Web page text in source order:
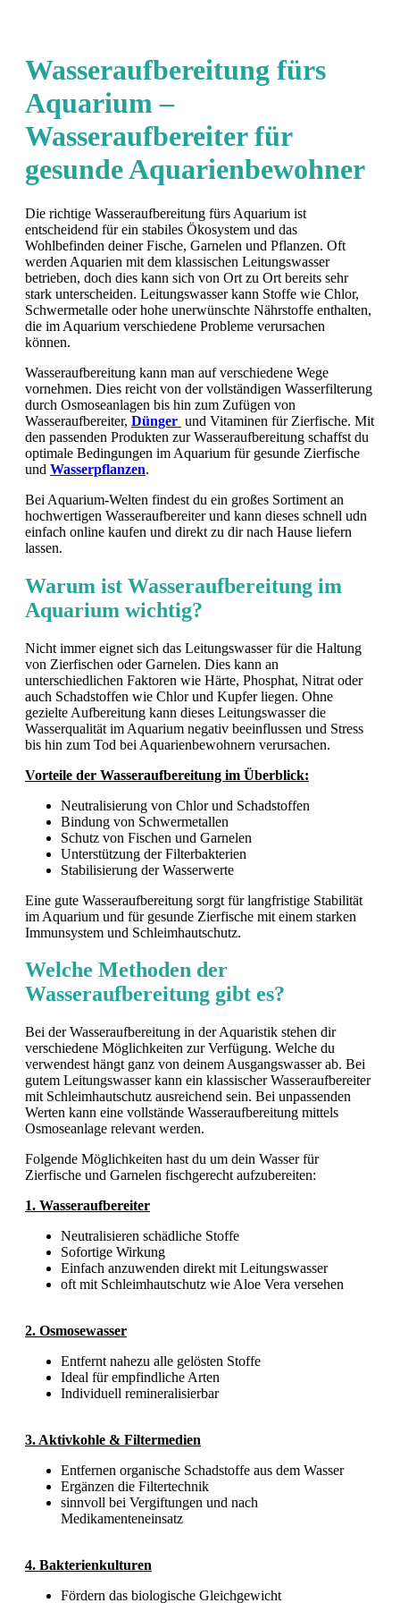
Wasseraufbereitung fürs
Aquarium –
Wasseraufbereiter für
gesunde Aquarienbewohner
Die richtige Wasseraufbereitung fürs Aquarium ist
entscheidend für ein stabiles Ökosystem und das
Wohlbefinden deiner Fische, Garnelen und Pflanzen. Oft
werden Aquarien mit dem klassischen Leitungswasser
betrieben, doch dies kann sich von Ort zu Ort bereits sehr
stark unterscheiden. Leitungswasser kann Stoffe wie Chlor,
Schwermetalle oder hohe unerwünschte Nährstoffe enthalten,
die im Aquarium verschiedene Probleme verursachen
können.
Wasseraufbereitung kann man auf verschiedene Wege
vornehmen. Dies reicht von der vollständigen Wasserfilterung
durch Osmoseanlagen bis hin zum Zufügen von
Wasseraufbereiter, Dünger und Vitaminen für Zierfische. Mit
den passenden Produkten zur Wasseraufbereitung schaffst du
optimale Bedingungen im Aquarium für gesunde Zierfische
und Wasserpflanzen.
Bei Aquarium-Welten findest du ein großes Sortiment an
hochwertigen Wasseraufbereiter und kann dieses schnell udn
einfach online kaufen und direkt zu dir nach Hause liefern
lassen.
Warum ist Wasseraufbereitung im
Aquarium wichtig?
Nicht immer eignet sich das Leitungswasser für die Haltung
von Zierfischen oder Garnelen. Dies kann an
unterschiedlichen Faktoren wie Härte, Phosphat, Nitrat oder
auch Schadstoffen wie Chlor und Kupfer liegen. Ohne
gezielte Aufbereitung kann dieses Leitungswasser die
Wasserqualität im Aquarium negativ beeinflussen und Stress
bis hin zum Tod bei Aquarienbewohnern verursachen.
Vorteile der Wasseraufbereitung im Überblick:
Neutralisierung von Chlor und Schadstoffen
Bindung von Schwermetallen
Schutz von Fischen und Garnelen
Unterstützung der Filterbakterien
Stabilisierung der Wasserwerte
Eine gute Wasseraufbereitung sorgt für langfristige Stabilität
im Aquarium und für gesunde Zierfische mit einem starken
Immunsystem und Schleimhautschutz.
Welche Methoden der
Wasseraufbereitung gibt es?
Bei der Wasseraufbereitung in der Aquaristik stehen dir
verschiedene Möglichkeiten zur Verfügung. Welche du
verwendest hängt ganz von deinem Ausgangswasser ab. Bei
gutem Leitungswasser kann ein klassischer Wasseraufbereiter
mit Schleimhautschutz ausreichend sein. Bei unpassenden
Werten kann eine vollstände Wasseraufbereitung mittels
Osmoseanlage relevant werden.
Folgende Möglichkeiten hast du um dein Wasser für
Zierfische und Garnelen fischgerecht aufzubereiten:
1. Wasseraufbereiter
Neutralisieren schädliche Stoffe
Sofortige Wirkung
Einfach anzuwenden direkt mit Leitungswasser
oft mit Schleimhautschutz wie Aloe Vera versehen
2. Osmosewasser
Entfernt nahezu alle gelösten Stoffe
Ideal für empfindliche Arten
Individuell remineralisierbar
3. Aktivkohle & Filtermedien
Entfernen organische Schadstoffe aus dem Wasser
Ergänzen die Filtertechnik
sinnvoll bei Vergiftungen und nach
Medikamenteneinsatz
4. Bakterienkulturen
Fördern das biologische Gleichgewicht